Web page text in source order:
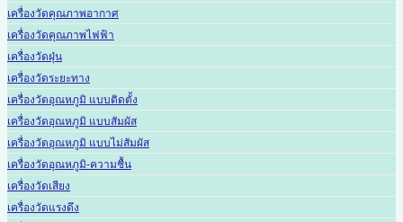
เครื่องวัดคุณภาพอากาศ
เครื่องวัดคุณภาพไฟฟ้า
เครื่องวัดฝุ่น
เครื่องวัดระยะทาง
เครื่องวัดอุณหภูมิ แบบติดตั้ง
เครื่องวัดอุณหภูมิ แบบสัมผัส
เครื่องวัดอุณหภูมิ แบบไม่สัมผัส
เครื่องวัดอุณหภูมิ-ความชื้น
เครื่องวัดเสียง
เครื่องวัดแรงดึง